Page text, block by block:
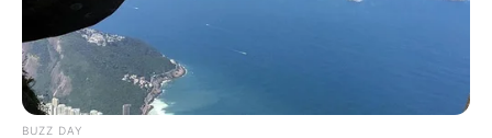
BUZZ DAY